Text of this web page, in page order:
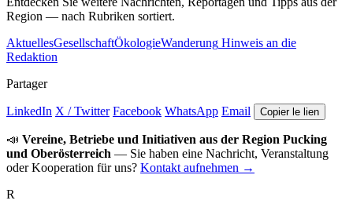
Region — nach Rubriken sortiert.
AktuellesGesellschaftÖkologieWanderung Hinweis an die
Redaktion
Partager
LinkedIn X / Twitter Facebook WhatsApp Email Copier le lien
📣 Vereine, Betriebe und Initiativen aus der Region Pucking
und Oberösterreich — Sie haben eine Nachricht, Veranstaltung
oder Kooperation für uns? Kontakt aufnehmen →
R